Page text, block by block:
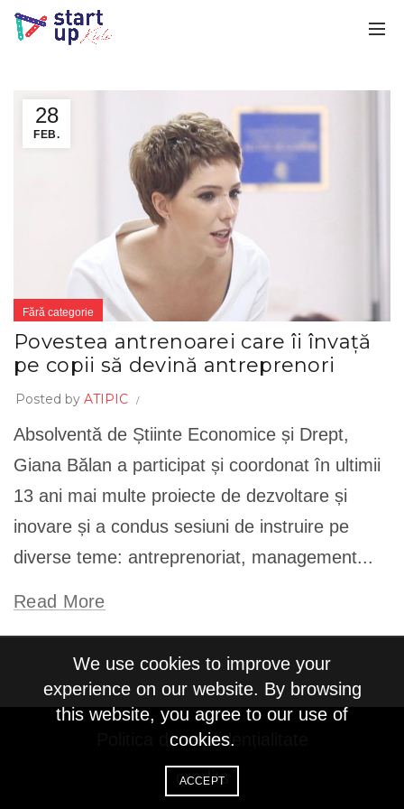
28
FEB.
Fără categorie
Povestea antrenoarei care îi învață
pe copii să devină antreprenori
Posted by ATIPIC
Absolventă de Știinte Economice și Drept,
Giana Bălan a participat și coordonat în ultimii
13 ani mai multe proiecte de dezvoltare și
inovare și a condus sesiuni de instruire pe
diverse teme: antreprenoriat, management...
Read More
Politica de confidențialitate
credits
We use cookies to improve your
experience on our website. By browsing
this website, you agree to our use of
cookies.
ACCEPT